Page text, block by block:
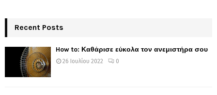
Recent Posts
How to: Καθάρισε εύκολα τον ανεμιστήρα σου
26 Ιουλίου 2022 0